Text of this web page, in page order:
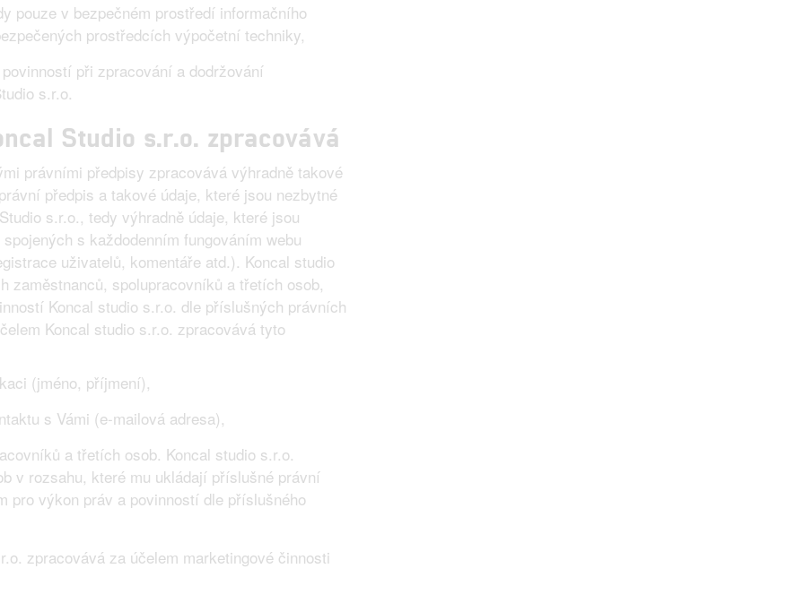
pouze v bezpečném prostředí informačního
prostředcích výpočetní techniky,
při zpracování a dodržování
s.r.o.
Studio s.r.o. zpracovává
právními předpisy zpracovává výhradně takové
předpis a takové údaje, které jsou nezbytné
s.r.o., tedy výhradně údaje, které jsou
s každodenním fungováním webu
uživatelů, komentáře atd.). Koncal studio
zaměstnanců, spolupracovníků a třetích osob,
Koncal studio s.r.o. dle příslušných právních
Koncal studio s.r.o. zpracovává tyto
(jméno, příjmení),
s Vámi (e-mailová adresa),
a třetích osob. Koncal studio s.r.o.
v rozsahu, které mu ukládají příslušné právní
pro výkon práv a povinností dle příslušného
zpracovává za účelem marketingové činnosti